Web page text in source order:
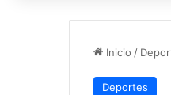
Inicio /
Deportes